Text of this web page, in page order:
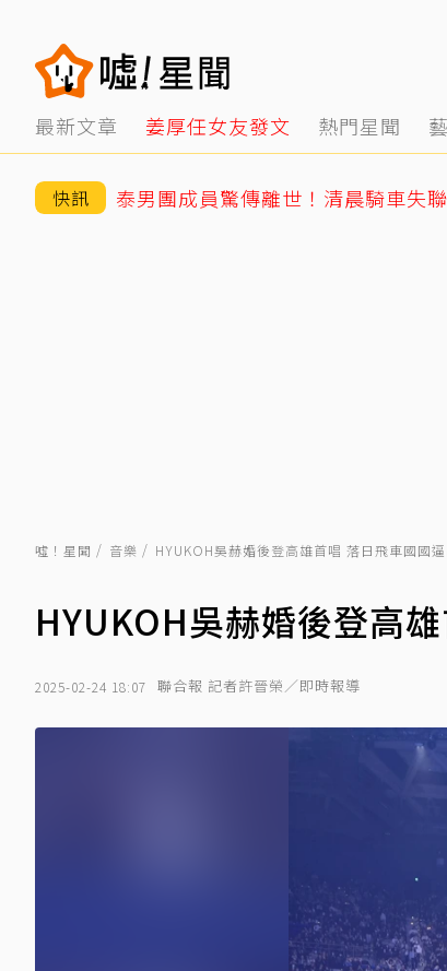
最新文章 姜厚任女友發文 熱門星聞
快訊
噓！星聞 音樂 HYUKOH吳赫婚後登高雄首唱 落日飛車國國
HYUKOH吳赫婚後登高
2025-02-24 18:07 聯合報 記者許晉榮／即時報導